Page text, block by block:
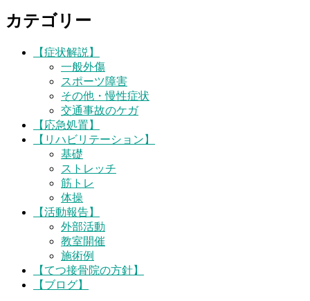
ジ
カテゴリー
【症状解説】
一般外傷
スポーツ障害
その他・慢性症状
交通事故のケガ
【応急処置】
【リハビリテーション】
基礎
ストレッチ
筋トレ
体操
【活動報告】
外部活動
教室開催
施術例
【てつ接骨院の方針】
【ブログ】